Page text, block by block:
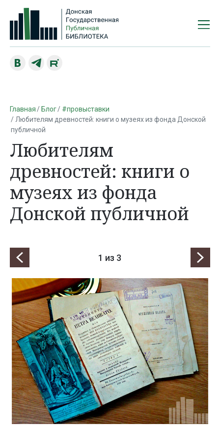
Главная Блог
#провыставки
Любителям древностей: книги о музеях из фонда Донской
публичной
Любителям
древностей: книги о
музеях из фонда
Донской публичной
1 из 3